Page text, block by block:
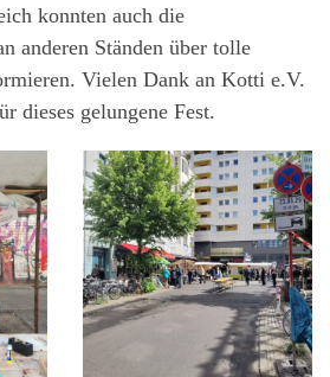
konnten auch die
anderen Ständen über tolle
Vielen Dank an Kotti e.V.
dieses gelungene Fest.